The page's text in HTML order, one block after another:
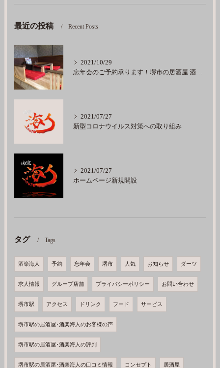
最近の投稿 Recent Posts
2021/10/29
忘年会のご予約承ります！堺市の居酒屋 酒楽海人
2021/07/27
新型コロナウイルス対策への取り組み
2021/07/27
ホームページ新規開設
タグ Tags
酒楽海人 予約 忘年会 堺市 人気 お知らせ ダーツ
求人情報 グループ店舗 プライバシーポリシー お問い合わせ
堺市駅 アクセス ドリンク フード サービス
堺市駅の居酒屋･酒楽海人のお客様の声
堺市駅の居酒屋･酒楽海人の評判
堺市駅の居酒屋･酒楽海人の口コミ情報 コンセプト 居酒屋